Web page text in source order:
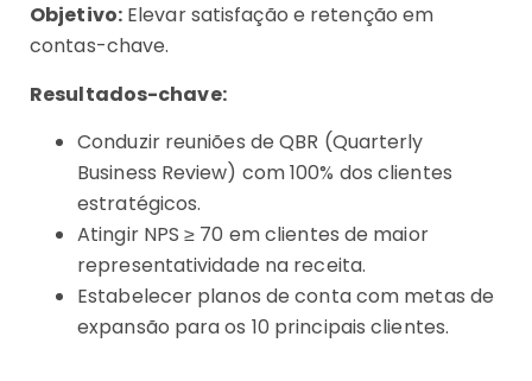
Objetivo:Elevar satisfação e retenção em
contas-chave.
Resultados-chave:
Conduzir reuniões de QBR (Quarterly
Business Review) com 100% dos clientes
estratégicos.
Atingir NPS ≥ 70 em clientes de maior
representatividade na receita.
Estabelecer planos de conta com metas de
expansão para os 10 principais clientes.